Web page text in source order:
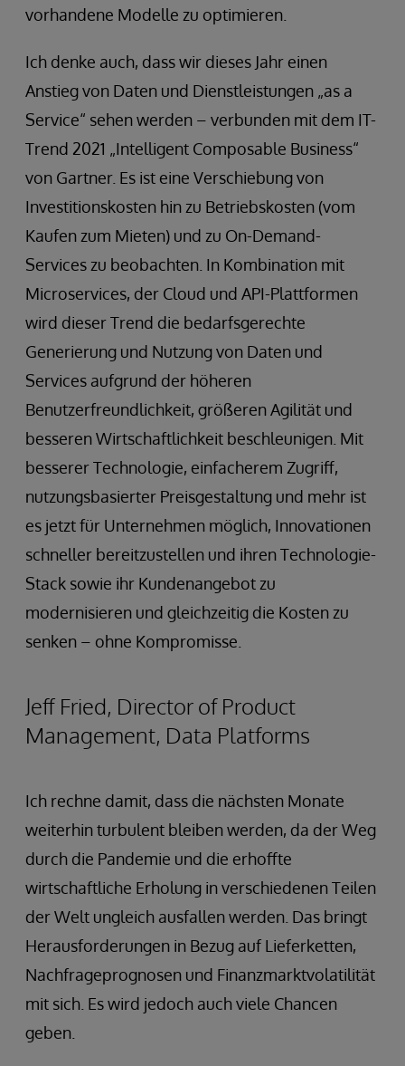
vorhandene Modelle zu optimieren.
Ich denke auch, dass wir dieses Jahr einen
Anstieg von Daten und Dienstleistungen „as a
Service“ sehen werden – verbunden mit dem IT-
Trend 2021 „Intelligent Composable Business“
von Gartner. Es ist eine Verschiebung von
Investitionskosten hin zu Betriebskosten (vom
Kaufen zum Mieten) und zu On-Demand-
Services zu beobachten. In Kombination mit
Microservices, der Cloud und API-Plattformen
wird dieser Trend die bedarfsgerechte
Generierung und Nutzung von Daten und
Services aufgrund der höheren
Benutzerfreundlichkeit, größeren Agilität und
besseren Wirtschaftlichkeit beschleunigen. Mit
besserer Technologie, einfacherem Zugriff,
nutzungsbasierter Preisgestaltung und mehr ist
es jetzt für Unternehmen möglich, Innovationen
schneller bereitzustellen und ihren Technologie-
Stack sowie ihr Kundenangebot zu
modernisieren und gleichzeitig die Kosten zu
senken – ohne Kompromisse.
Jeff Fried, Director of Product
Management, Data Platforms
Ich rechne damit, dass die nächsten Monate
weiterhin turbulent bleiben werden, da der Weg
durch die Pandemie und die erhoffte
wirtschaftliche Erholung in verschiedenen Teilen
der Welt ungleich ausfallen werden. Das bringt
Herausforderungen in Bezug auf Lieferketten,
Nachfrageprognosen und Finanzmarktvolatilität
mit sich. Es wird jedoch auch viele Chancen
geben.